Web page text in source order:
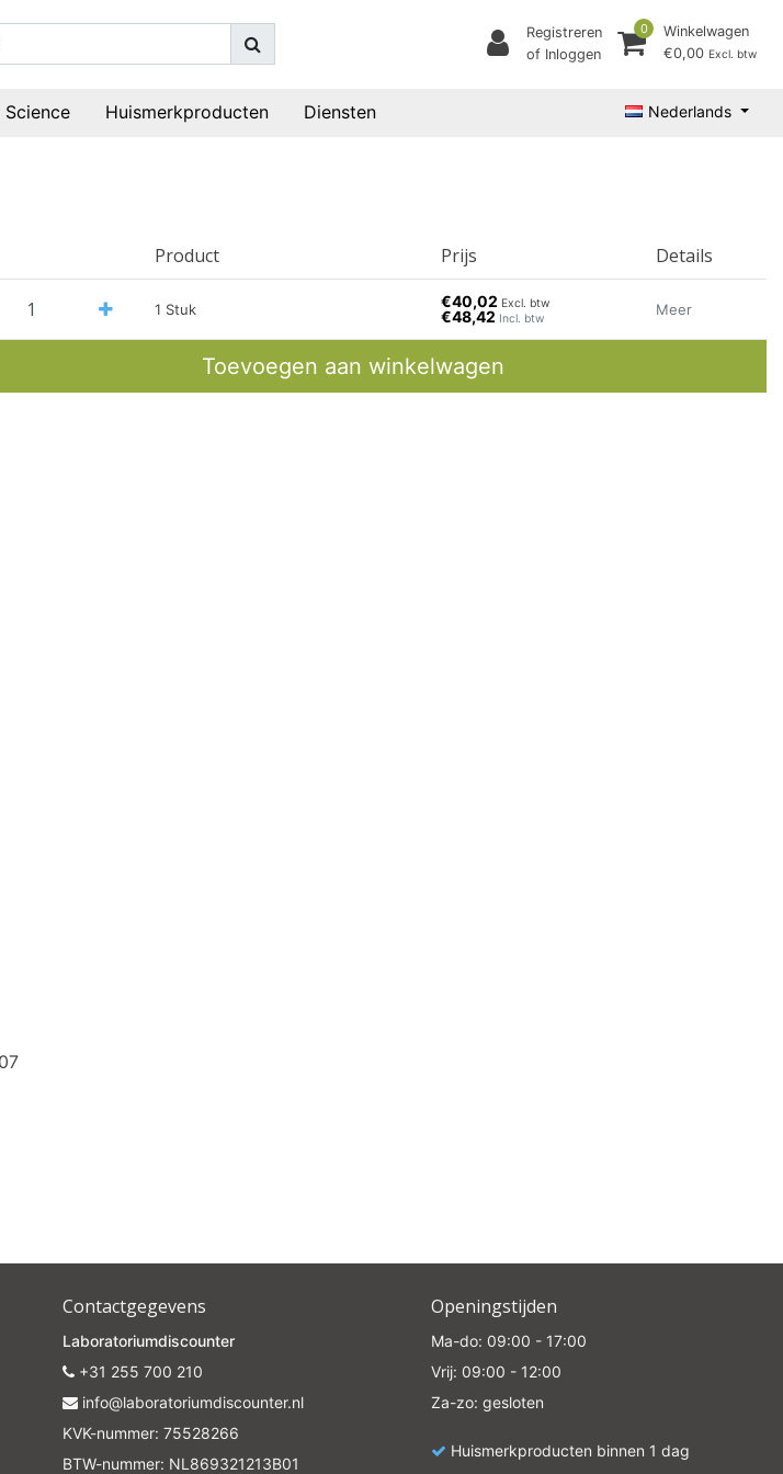
Registreren
of Inloggen
0
Winkelwagen
€0,00 Excl. btw
Science Huismerkproducten Diensten Nederlands
Product Prijs Details
1 Stuk €40,02 Excl. btw
€48,42 Incl. btw
Meer
Toevoegen aan winkelwagen
Contactgegevens
Laboratoriumdiscounter
+31 255 700 210
info@laboratoriumdiscounter.nl
KVK-nummer: 75528266
BTW-nummer: NL869321213B01
Openingstijden
Ma-do: 09:00 - 17:00
Vrij: 09:00 - 12:00
Za-zo: gesloten
Huismerkproducten binnen 1 dag